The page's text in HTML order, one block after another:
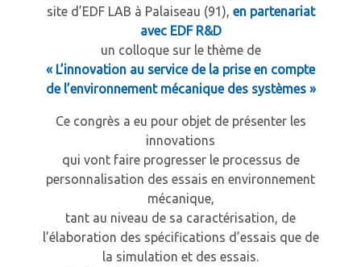
site d’EDF LAB à Palaiseau (91), en partenariat
avec EDF R&D
un colloque sur le thème de
« L’innovation au service de la prise en compte
de l’environnement mécanique des systèmes »
Ce congrès a eu pour objet de présenter les
innovations
qui vont faire progresser le processus de
personnalisation des essais en environnement
mécanique,
tant au niveau de sa caractérisation, de
l’élaboration des spécifications d’essais que de
la simulation et des essais.